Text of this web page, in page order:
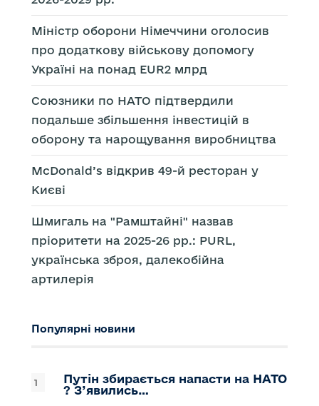
Міністр оборони Німеччини оголосив
про додаткову військову допомогу
Україні на понад EUR2 млрд
Союзники по НАТО підтвердили
подальше збільшення інвестицій в
оборону та нарощування виробництва
McDonald’s відкрив 49-й ресторан у
Києві
Шмигаль на "Рамштайні" назвав
пріоритети на 2025-26 рр.: PURL,
українська зброя, далекобійна
артилерія
Популярні новини
Путін збирається напасти на НАТО
? З’явились…